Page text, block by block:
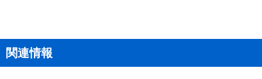
関連情報